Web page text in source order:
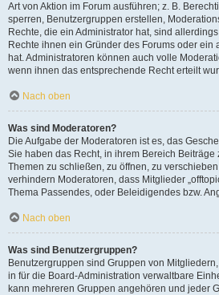
Art von Aktion im Forum ausführen; z. B.
sperren, Benutzergruppen erstellen,
Rechte, die ein Administrator hat, sind
Rechte ihnen ein Gründer des Forums oder ein
hat. Administratoren können auch volle
wenn ihnen das entsprechende Recht erteilt
Nach oben
Was sind Moderatoren?
Die Aufgabe der Moderatoren ist es, das
Sie haben das Recht, in ihrem Bereich
Themen zu schließen, zu öffnen, zu
verhindern Moderatoren, dass Mitglieder
Thema Passendes, oder Beleidigendes bzw.
Nach oben
Was sind Benutzergruppen?
Benutzergruppen sind Gruppen von
in für die Board-Administration verwaltbare
kann mehreren Gruppen angehören und jeder